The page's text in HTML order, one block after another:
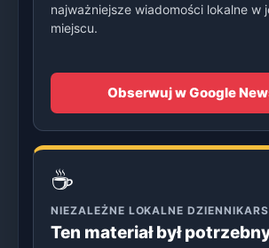
najważniejsze wiadomości lokalne w
miejscu.
Obserwuj w Google
☕
NIEZALEŻNE LOKALNE
Ten materiał był